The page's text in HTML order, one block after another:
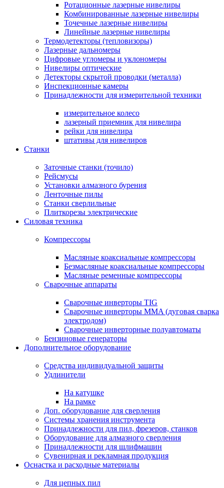
Ротационные лазерные нивелиры
Комбинированные лазерные нивелиры
Точечные лазерные нивелиры
Линейные лазерные нивелиры
Термодетекторы (тепловизоры)
Лазерные дальномеры
Цифровые угломеры и уклономеры
Нивелиры оптические
Детекторы скрытой проводки (металла)
Инспекционные камеры
Принадлежности для измерительной техники
измерительное колесо
лазерный приемник для нивелира
рейки для нивелира
штативы для нивелиров
Станки
Заточные станки (точило)
Рейсмусы
Установки алмазного бурения
Ленточные пилы
Станки сверлильные
Плиткорезы электрические
Силовая техника
Компрессоры
Масляные коаксиальные компрессоры
Безмасляные коаксиальные компрессоры
Масляные ременные компрессоры
Сварочные аппараты
Сварочные инверторы TIG
Сварочные инверторы MMA (дуговая сварка
электродом)
Сварочные инверторные полуавтоматы
Бензиновые генераторы
Дополнительное оборудование
Средства индивидуальной защиты
Удлинители
На катушке
На рамке
Доп. оборудование для сверления
Системы хранения инструмента
Принадлежности для пил, фрезеров, станков
Оборудование для алмазного сверления
Принадлежности для шлифмашин
Сувенирная и рекламная продукция
Оснастка и расходные материалы
Для цепных пил